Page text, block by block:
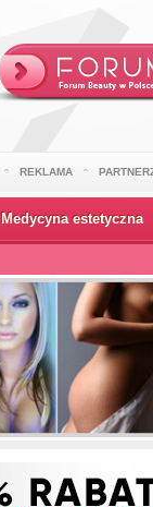
REKLAMA
Medycyna estetyczna